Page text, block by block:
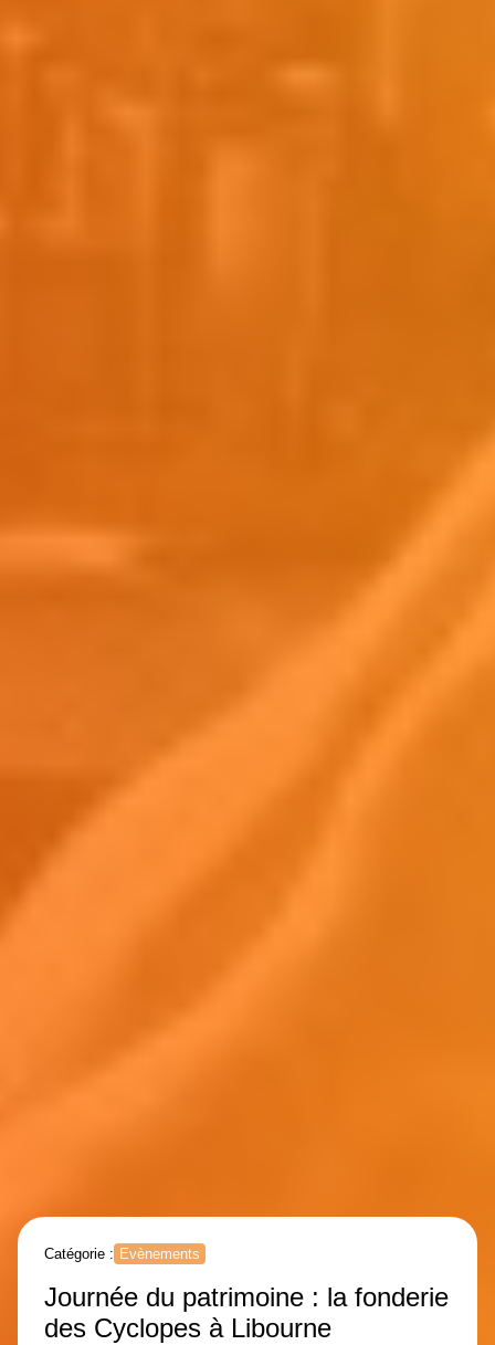
Catégorie : Evènements
Journée du patrimoine : la fonderie
des Cyclopes à Libourne